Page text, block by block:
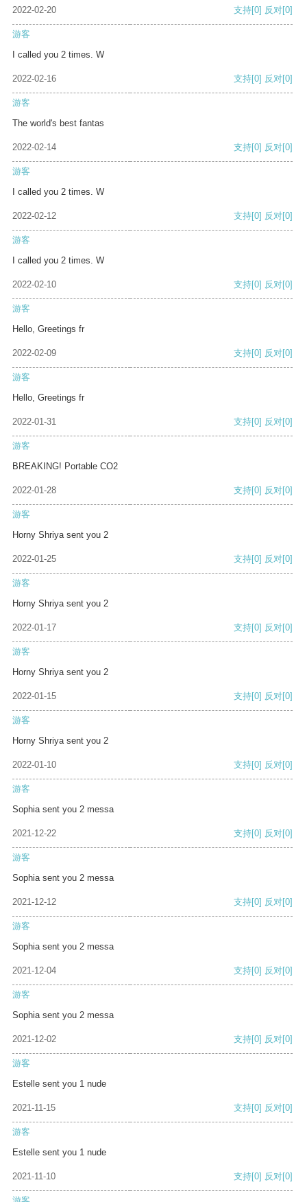
2022-02-20 支持[0] 反对[0]
游客
I called you 2 times. W
2022-02-16 支持[0] 反对[0]
游客
The world's best fantas
2022-02-14 支持[0] 反对[0]
游客
I called you 2 times. W
2022-02-12 支持[0] 反对[0]
游客
I called you 2 times. W
2022-02-10 支持[0] 反对[0]
游客
Hello, Greetings fr
2022-02-09 支持[0] 反对[0]
游客
Hello, Greetings fr
2022-01-31 支持[0] 反对[0]
游客
BREAKING! Portable CO2
2022-01-28 支持[0] 反对[0]
游客
Horny Shriya sent you 2
2022-01-25 支持[0] 反对[0]
游客
Horny Shriya sent you 2
2022-01-17 支持[0] 反对[0]
游客
Horny Shriya sent you 2
2022-01-15 支持[0] 反对[0]
游客
Horny Shriya sent you 2
2022-01-10 支持[0] 反对[0]
游客
Sophia sent you 2 messa
2021-12-22 支持[0] 反对[0]
游客
Sophia sent you 2 messa
2021-12-12 支持[0] 反对[0]
游客
Sophia sent you 2 messa
2021-12-04 支持[0] 反对[0]
游客
Sophia sent you 2 messa
2021-12-02 支持[0] 反对[0]
游客
Estelle sent you 1 nude
2021-11-15 支持[0] 反对[0]
游客
Estelle sent you 1 nude
2021-11-10 支持[0] 反对[0]